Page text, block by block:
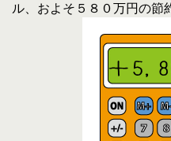
ル、およそ５８０万円の節